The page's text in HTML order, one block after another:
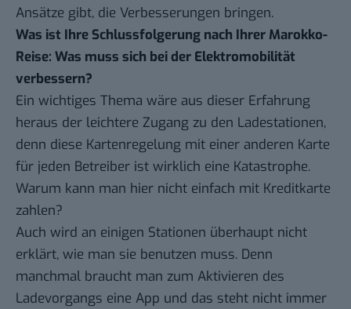
Ansätze gibt, die Verbesserungen bringen.
Was ist Ihre Schlussfolgerung nach Ihrer Marokko-
Reise: Was muss sich bei der Elektromobilität
verbessern?
Ein wichtiges Thema wäre aus dieser Erfahrung
heraus der leichtere Zugang zu den Ladestationen,
denn diese Kartenregelung mit einer anderen Karte
für jeden Betreiber ist wirklich eine Katastrophe.
Warum kann man hier nicht einfach mit Kreditkarte
zahlen?
Auch wird an einigen Stationen überhaupt nicht
erklärt, wie man sie benutzen muss. Denn
manchmal braucht man zum Aktivieren des
Ladevorgangs eine App und das steht nicht immer